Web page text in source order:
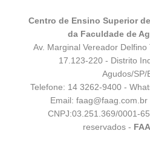
Centro de Ensino Superior
da Faculdade de
Av. Marginal Vereador
17.123-220 - Distrito
Agudos/SP/
Telefone: 14 3262-9400 -
Email: faag@faag.com.br
CNPJ:03.251.369/0001-
reservados -